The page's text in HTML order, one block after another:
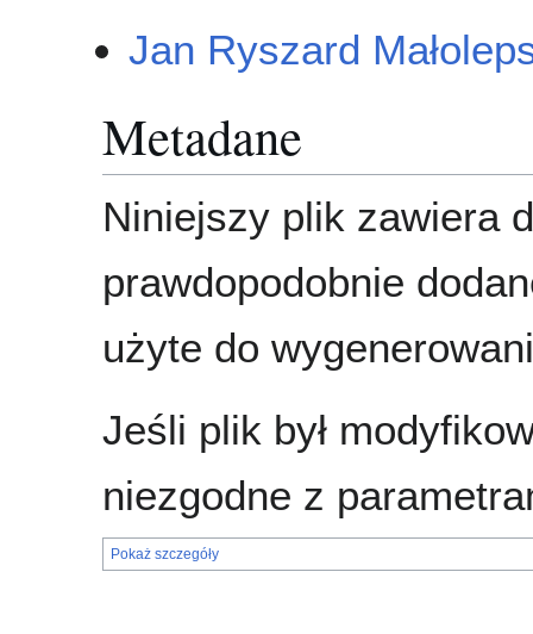
Jan Ryszard
Metadane
Niniejszy plik zawiera
prawdopodobnie
użyte do
Jeśli plik był
niezgodne z
Pokaż szczegóły